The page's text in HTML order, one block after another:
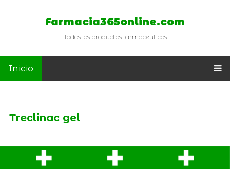
Farmacia365online.com
Todos los productos farmaceuticos
Inicio
Treclinac gel